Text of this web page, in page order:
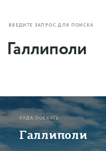
ВВЕДИТЕ ЗАПРОС ДЛЯ ПОИСКА
КУДА ПОЕХАТЬ
Галлиполи